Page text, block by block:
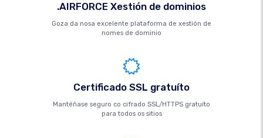
.AIRFORCE Xestión de dominios
Goza da nosa excelente plataforma de xestión de
nomes de dominio
Certificado SSL gratuíto
Mantéñase seguro co cifrado SSL/HTTPS gratuíto
para todos os sitios